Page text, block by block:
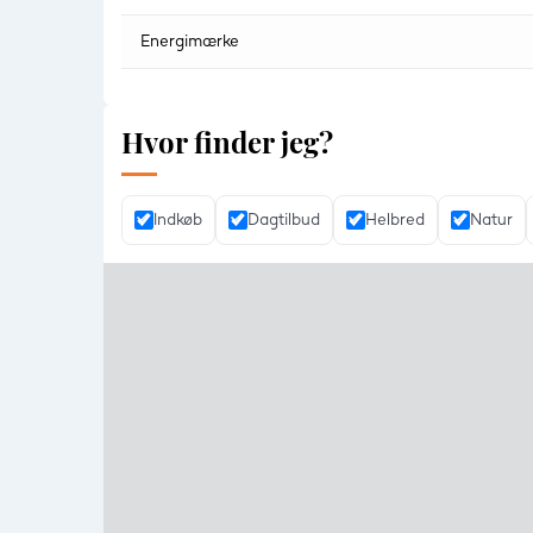
Energimærke
Hvor finder jeg?
Indkøb Dagtilbud Helbred Natur